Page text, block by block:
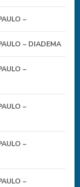
–
– DIADEMA
–
–
–
–